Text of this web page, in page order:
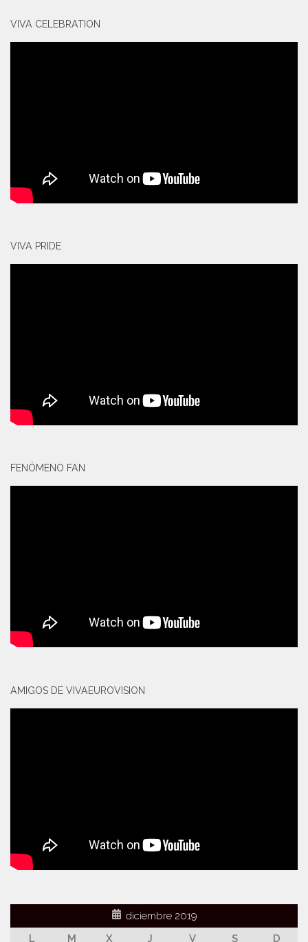
VIVA CELEBRATION
VIVA PRIDE
FENÓMENO FAN
AMIGOS DE VIVAEUROVISION
diciembre 2019
L
M X J V S D